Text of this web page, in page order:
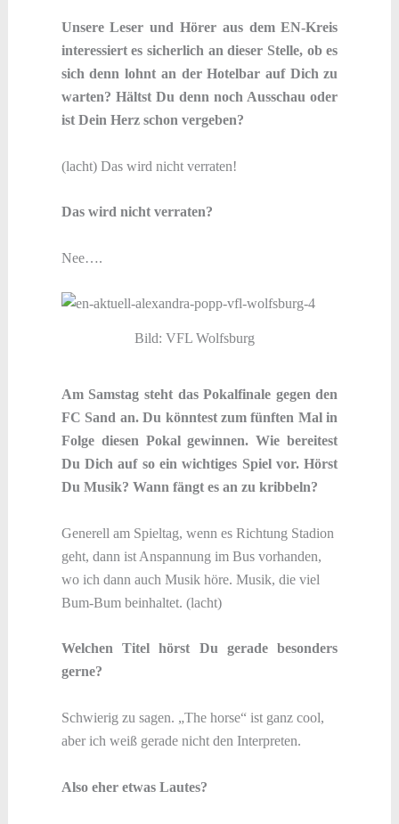
Unsere Leser und Hörer aus dem EN-Kreis
interessiert es sicherlich an dieser Stelle, ob es
sich denn lohnt an der Hotelbar auf Dich zu
warten? Hältst Du denn noch Ausschau oder
ist Dein Herz schon vergeben?
(lacht) Das wird nicht verraten!
Das wird nicht verraten?
Nee….
Bild: VFL Wolfsburg
Am Samstag steht das Pokalfinale gegen den
FC Sand an. Du könntest zum fünften Mal in
Folge diesen Pokal gewinnen. Wie bereitest
Du Dich auf so ein wichtiges Spiel vor. Hörst
Du Musik? Wann fängt es an zu kribbeln?
Generell am Spieltag, wenn es Richtung Stadion
geht, dann ist Anspannung im Bus vorhanden,
wo ich dann auch Musik höre. Musik, die viel
Bum-Bum beinhaltet. (lacht)
Welchen Titel hörst Du gerade besonders
gerne?
Schwierig zu sagen. „The horse“ ist ganz cool,
aber ich weiß gerade nicht den Interpreten.
Also eher etwas Lautes?